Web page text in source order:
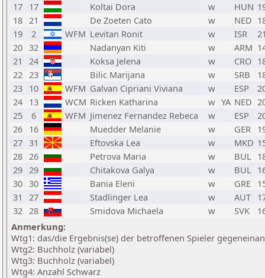
17 17 Koltai Dora w HUN
18 21 De Zoeten Cato w NED
19
2 WFM Levitan Ronit w ISR
20 32 Nadanyan Kiti w ARM
21
24 Koksa Jelena w CRO
22 23 Bilic Marijana w SRB
23 10 WFM Galvan Cipriani Viviana w ESP
24 13 WCM Ricken Katharina w YA NED
25
6 WFM Jimenez Fernandez Rebeca w ESP
26 16 Muedder Melanie w GER
27 31 Eftovska Lea w MKD
28 26 Petrova Maria w BUL
29 29 Chitakova Galya w BUL
30 30 Bania Eleni w GRE
31
27 Stadlinger Lea w AUT
32 28 Smidova Michaela w SVK
Anmerkung:
Wtg1: das/die Ergebnis(se) der betroffenen Spieler
Wtg2: Buchholz (variabel)
Wtg3: Buchholz (variabel)
Wtg4: Anzahl Schwarz